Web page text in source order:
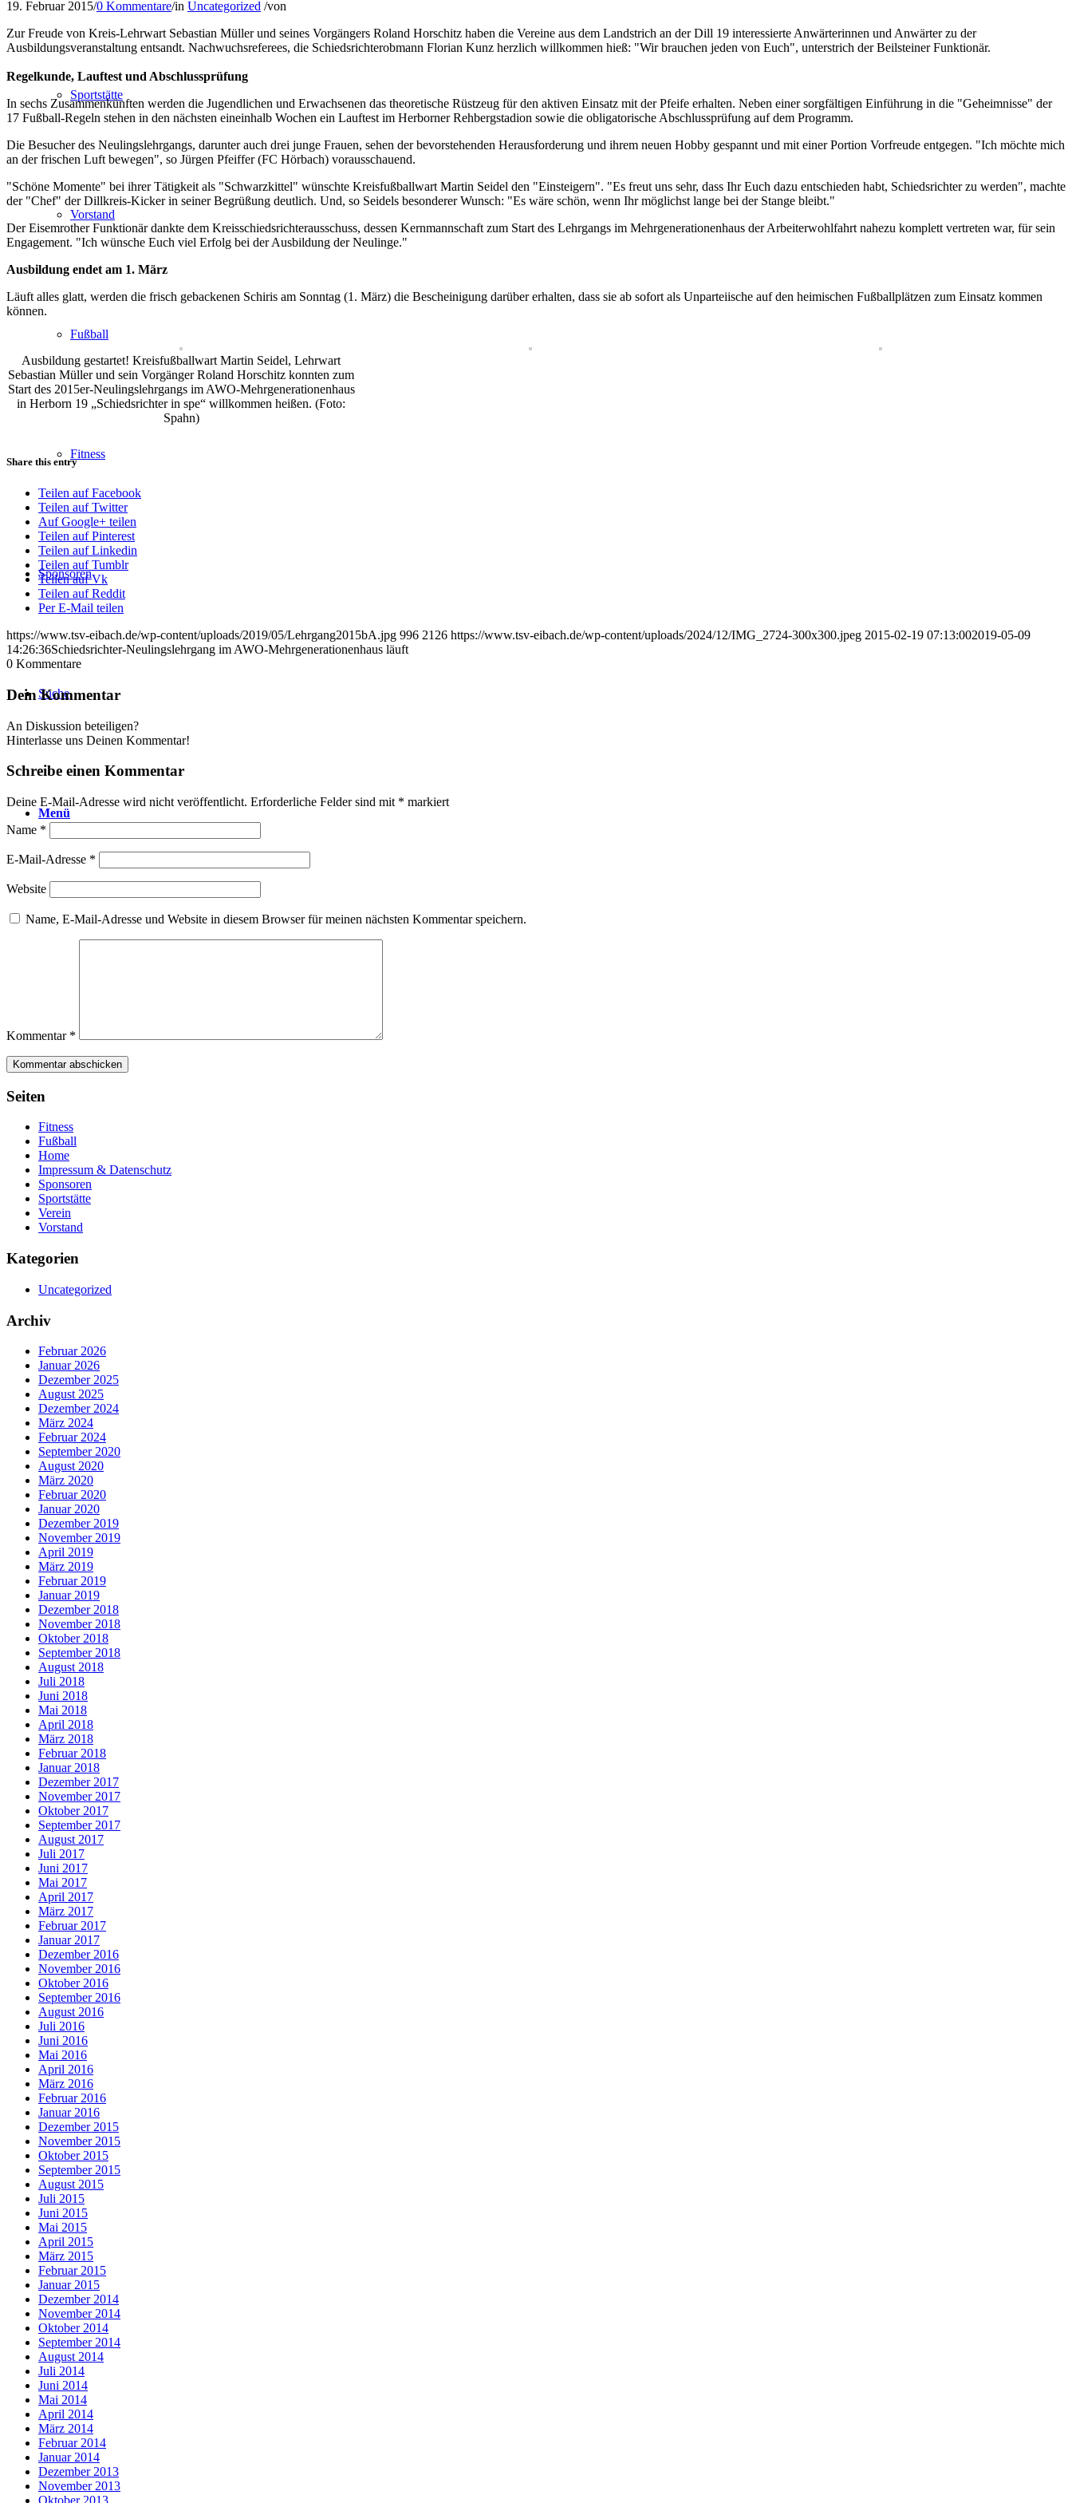
Sportstätte
Vorstand
Fußball
Fitness
Sponsoren
Suche
Menü
19. Februar 2015/0 Kommentare/in Uncategorized /von
Zur Freude von Kreis-Lehrwart Sebastian Müller und seines Vorgängers Roland Horschitz haben die Vereine aus dem Landstrich an der Dill 19 interessierte Anwärterinnen und Anwärter zu der
Ausbildungsveranstaltung entsandt. Nachwuchsreferees, die Schiedsrichterobmann Florian Kunz herzlich willkommen hieß: "Wir brauchen jeden von Euch", unterstrich der Beilsteiner Funktionär.
Regelkunde, Lauftest und Abschlussprüfung
In sechs Zusammenkünften werden die Jugendlichen und Erwachsenen das theoretische Rüstzeug für den aktiven Einsatz mit der Pfeife erhalten. Neben einer sorgfältigen Einführung in die "Geheimnisse" der
17 Fußball-Regeln stehen in den nächsten eineinhalb Wochen ein Lauftest im Herborner Rehbergstadion sowie die obligatorische Abschlussprüfung auf dem Programm.
Die Besucher des Neulingslehrgangs, darunter auch drei junge Frauen, sehen der bevorstehenden Herausforderung und ihrem neuen Hobby gespannt und mit einer Portion Vorfreude entgegen. "Ich möchte mich
an der frischen Luft bewegen", so Jürgen Pfeiffer (FC Hörbach) vorausschauend.
"Schöne Momente" bei ihrer Tätigkeit als "Schwarzkittel" wünschte Kreisfußballwart Martin Seidel den "Einsteigern". "Es freut uns sehr, dass Ihr Euch dazu entschieden habt, Schiedsrichter zu werden", machte
der "Chef" der Dillkreis-Kicker in seiner Begrüßung deutlich. Und, so Seidels besonderer Wunsch: "Es wäre schön, wenn Ihr möglichst lange bei der Stange bleibt."
Der Eisemrother Funktionär dankte dem Kreisschiedsrichterausschuss, dessen Kernmannschaft zum Start des Lehrgangs im Mehrgenerationenhaus der Arbeiterwohlfahrt nahezu komplett vertreten war, für sein
Engagement. "Ich wünsche Euch viel Erfolg bei der Ausbildung der Neulinge."
Ausbildung endet am 1. März
Läuft alles glatt, werden die frisch gebackenen Schiris am Sonntag (1. März) die Bescheinigung darüber erhalten, dass sie ab sofort als Unparteiische auf den heimischen Fußballplätzen zum Einsatz kommen
können.
Ausbildung gestartet! Kreisfußballwart Martin Seidel, Lehrwart
Sebastian Müller und sein Vorgänger Roland Horschitz konnten zum
Start des 2015er-Neulingslehrgangs im AWO-Mehrgenerationenhaus
in Herborn 19 „Schiedsrichter in spe“ willkommen heißen. (Foto:
Spahn)
Share this entry
Teilen auf Facebook
Teilen auf Twitter
Auf Google+ teilen
Teilen auf Pinterest
Teilen auf Linkedin
Teilen auf Tumblr
Teilen auf Vk
Teilen auf Reddit
Per E-Mail teilen
https://www.tsv-eibach.de/wp-content/uploads/2019/05/Lehrgang2015bA.jpg 996 2126 https://www.tsv-eibach.de/wp-content/uploads/2024/12/IMG_2724-300x300.jpeg 2015-02-19 07:13:002019-05-09
14:26:36Schiedsrichter-Neulingslehrgang im AWO-Mehrgenerationenhaus läuft
0 Kommentare
Dein Kommentar
An Diskussion beteiligen?
Hinterlasse uns Deinen Kommentar!
Schreibe einen Kommentar
Deine E-Mail-Adresse wird nicht veröffentlicht. Erforderliche Felder sind mit * markiert
Name *
E-Mail-Adresse *
Website
Name, E-Mail-Adresse und Website in diesem Browser für meinen nächsten Kommentar speichern.
Kommentar *
Seiten
Fitness
Fußball
Home
Impressum & Datenschutz
Sponsoren
Sportstätte
Verein
Vorstand
Kategorien
Uncategorized
Archiv
Februar 2026
Januar 2026
Dezember 2025
August 2025
Dezember 2024
März 2024
Februar 2024
September 2020
August 2020
März 2020
Februar 2020
Januar 2020
Dezember 2019
November 2019
April 2019
März 2019
Februar 2019
Januar 2019
Dezember 2018
November 2018
Oktober 2018
September 2018
August 2018
Juli 2018
Juni 2018
Mai 2018
April 2018
März 2018
Februar 2018
Januar 2018
Dezember 2017
November 2017
Oktober 2017
September 2017
August 2017
Juli 2017
Juni 2017
Mai 2017
April 2017
März 2017
Februar 2017
Januar 2017
Dezember 2016
November 2016
Oktober 2016
September 2016
August 2016
Juli 2016
Juni 2016
Mai 2016
April 2016
März 2016
Februar 2016
Januar 2016
Dezember 2015
November 2015
Oktober 2015
September 2015
August 2015
Juli 2015
Juni 2015
Mai 2015
April 2015
März 2015
Februar 2015
Januar 2015
Dezember 2014
November 2014
Oktober 2014
September 2014
August 2014
Juli 2014
Juni 2014
Mai 2014
April 2014
März 2014
Februar 2014
Januar 2014
Dezember 2013
November 2013